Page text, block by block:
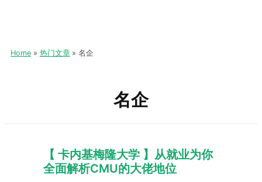
Home 热门文章 名企
名企
【 卡内基梅隆大学 】从就业为你
全面解析CMU的大佬地位